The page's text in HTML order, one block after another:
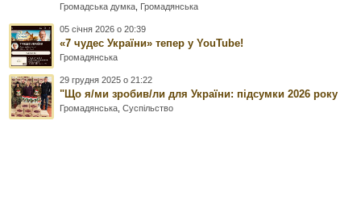
Громадська думка Громадянська
05 січня 2026 о 20:39
«7 чудес України» тепер у YouTube!
Громадянська
29 грудня 2025 о 21:22
"Що я/ми зробив/ли для України: підсумки 2026 року
Громадянська ,Суспільство